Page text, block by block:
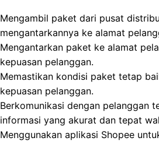
Mengambil paket dari pusat
mengantarkannya ke alamat
Mengantarkan paket ke alamat
kepuasan pelanggan.
Memastikan kondisi paket tetap
kepuasan pelanggan.
Berkomunikasi dengan pelanggan
informasi yang akurat dan tepat
Menggunakan aplikasi Shopee